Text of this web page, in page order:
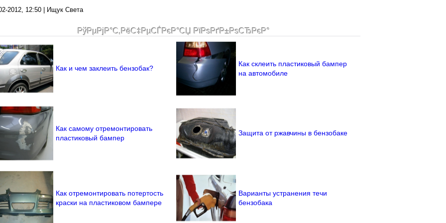
2012, 12:50 | Ищук Света
РўРµРјР°С‚РёС‡РµСЃРєР°СЏ РїРѕРґР±РѕСЂРєР°
Как и чем заклеить бензобак?
Как склеить пластиковый бампер
на автомобиле
Как самому отремонтировать
пластиковый бампер
Защита от ржавчины в бензобаке
Как отремонтировать потертость
краски на пластиковом бампере
Варианты устранения течи
бензобака